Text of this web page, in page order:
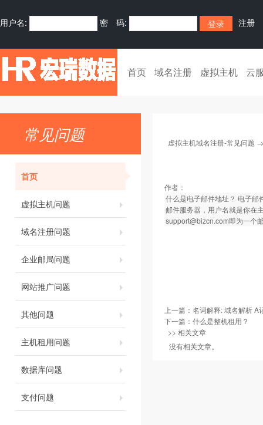
用户名: 密 码: 注册
首页 域名注册 虚拟主机 云
常见问题
首页
虚拟主机问题
域名注册问题
企业邮局问题
网站推广问题
其他问题
主机租用问题
数据库问题
支付问题
虚拟主机域名注册-常见问题
作者：
什么是电子邮件地址？ 电子邮
邮件服务器，用户名就是你在
support@bizcn.com即为一个
上一篇： 名词解释: 域名解析 A
下一篇： 什么是整机租用？
>> 相关文章
没有相关文章。